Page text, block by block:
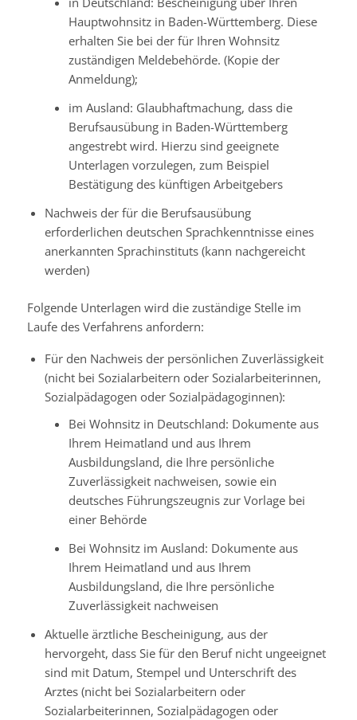
Hauptwohnsitz in Baden-Württemberg. Diese
erhalten Sie bei der für Ihren Wohnsitz
zuständigen Meldebehörde. (Kopie der
Anmeldung);
im Ausland: Glaubhaftmachung, dass die
Berufsausübung in Baden-Württemberg
angestrebt wird. Hierzu sind geeignete
Unterlagen vorzulegen, zum Beispiel
Bestätigung des künftigen Arbeitgebers
Nachweis der für die Berufsausübung
erforderlichen deutschen Sprachkenntnisse eines
anerkannten Sprachinstituts (kann nachgereicht
werden)
Folgende Unterlagen wird die zuständige Stelle im
Laufe des Verfahrens anfordern:
Für den Nachweis der persönlichen Zuverlässigkeit
(nicht bei Sozialarbeitern oder Sozialarbeiterinnen,
Sozialpädagogen oder Sozialpädagoginnen):
Bei Wohnsitz in Deutschland: Dokumente aus
Ihrem Heimatland und aus Ihrem
Ausbildungsland, die Ihre persönliche
Zuverlässigkeit nachweisen, sowie ein
deutsches Führungszeugnis zur Vorlage bei
einer Behörde
Bei Wohnsitz im Ausland: Dokumente aus
Ihrem Heimatland und aus Ihrem
Ausbildungsland, die Ihre persönliche
Zuverlässigkeit nachweisen
Aktuelle ärztliche Bescheinigung, aus der
hervorgeht, dass Sie für den Beruf nicht ungeeignet
sind mit Datum, Stempel und Unterschrift des
Arztes (nicht bei Sozialarbeitern oder
Sozialarbeiterinnen, Sozialpädagogen oder